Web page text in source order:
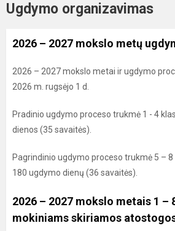
Ugdymo organizavimas
2026 – 2027 mokslo metų
2026 – 2027 mokslo metai ir ugdymo
2026 m. rugsėjo 1 d.
Pradinio ugdymo proceso trukmė 1 - 4
dienos (35
Pagrindinio ugdymo proceso trukmė 5 –
180 ugdymo dienų (36 savaitės).
2026 – 2027 mokslo metais 1 –
mokiniams skiriamos